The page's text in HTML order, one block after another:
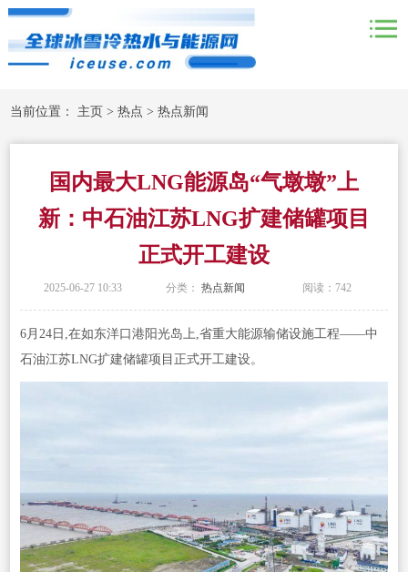
当前位置： 主页 >热点 >热点新闻
国内最大LNG能源岛“气墩墩”上
新：中石油江苏LNG扩建储罐项目
正式开工建设
2025-06-27 10:33 分类：热点新闻 阅读： 742
6月24日,在如东洋口港阳光岛上,省重大能源输储设施工程——中
石油江苏LNG扩建储罐项目正式开工建设。